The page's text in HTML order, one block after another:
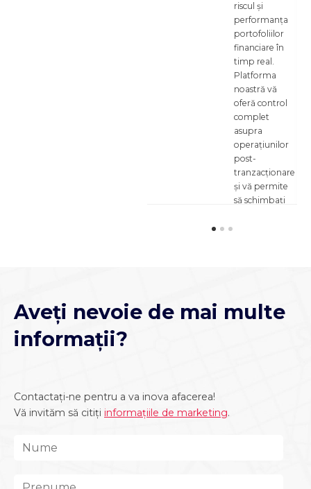
riscul și
performanța
portofoliilor
financiare în
timp real.
Platforma
noastră vă
oferă control
complet
asupra
operațiunilor
post-
tranzacționare
și vă permite
să schimbați
Read
more
Aveți nevoie de mai multe
informații?
Contactați-ne pentru a va inova afacerea!
Vă invităm să citiți informațiile de marketing.